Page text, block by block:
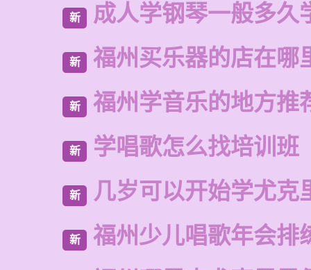
新 成人学钢琴一般多久
新 福州买乐器的店在哪
新 福州学音乐的地方推
新 学唱歌怎么找培训班
新 几岁可以开始学尤克
新 福州少儿唱歌年会排